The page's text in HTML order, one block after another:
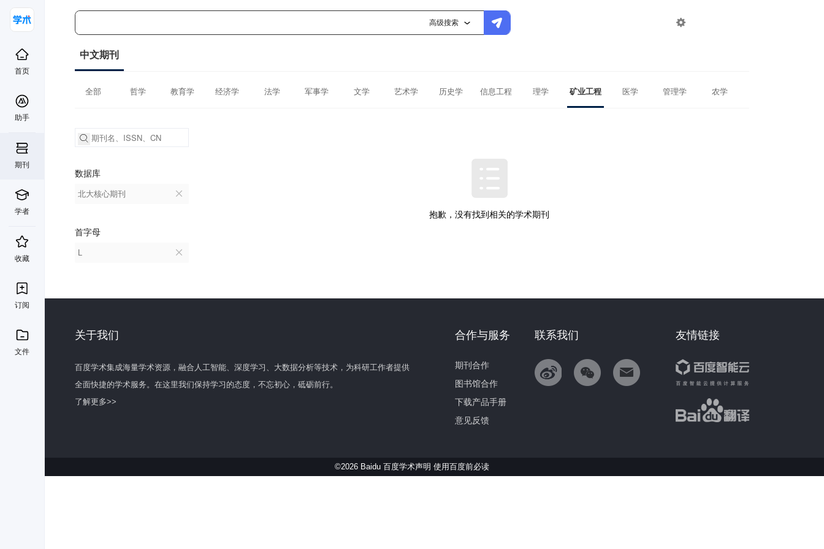
高级搜索 
首页
助手
期刊
学者
收藏
订阅
文件
中文期刊
全部 哲学 教育学 经济学 法学 军事学 文学 艺术学 历史学 信息工程 理学 矿业工程 医学 管理学 农学
数据库
北大核心期刊
首字母
L
抱歉，没有找到相关的学术期刊
关于我们
百度学术集成海量学术资源，融合人工智能、深度学习、大数据分析等技术，为科研工作者提供
全面快捷的学术服务。在这里我们保持学习的态度，不忘初心，砥砺前行。
了解更多>>
友情链接
联系我们
合作与服务
期刊合作
图书馆合作
下载产品手册
意见反馈
©2026 Baidu 百度学术声明 使用百度前必读